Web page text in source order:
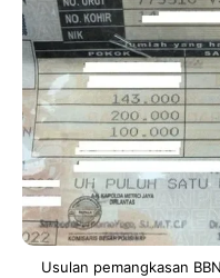
Usulan pemangkasan